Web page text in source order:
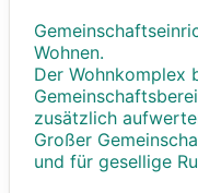
Wohnen.
Der Wohnkomplex
zusätzlich
Großer
und für gesellige